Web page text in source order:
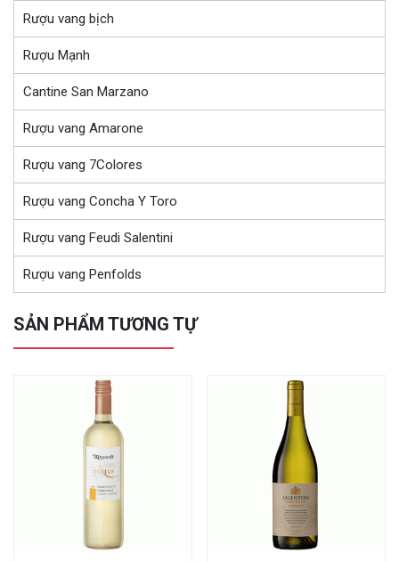
Rượu vang bịch
Rượu Mạnh
Cantine San Marzano
Rượu vang Amarone
Rượu vang 7Colores
Rượu vang Concha Y Toro
Rượu vang Feudi Salentini
Rượu vang Penfolds
SẢN PHẨM TƯƠNG TỰ